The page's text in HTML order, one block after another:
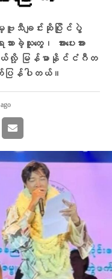
ဗူသီချင်းဆိုပြိုင်ပွဲ
ခဲ့သူတွေ၊ အားပေးအား
မယ်လို့ မြန်မာနိုင်ငံဂီတ
ြန်ပါတယ်။